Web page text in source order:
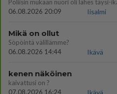
06.08.2026 20:09
Iisalmi
Mikä on ollut
Söpöintä välillämme?
06.08.2026 14:44
Ikävä
kenen näköinen
kaivattusi on ?
07.08.2026 16:24
Ikävä